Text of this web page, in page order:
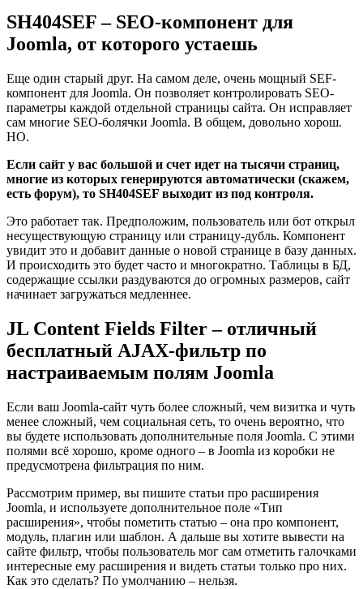
SH404SEF – SEO-компонент для
Joomla, от которого устаешь
Еще один старый друг. На самом деле, очень мощный SEF-
компонент для Joomla. Он позволяет контролировать SEO-
параметры каждой отдельной страницы сайта. Он исправляет
сам многие SEO-болячки Joomla. В общем, довольно хорош.
НО.
Если сайт у вас большой и счет идет на тысячи страниц,
многие из которых генерируются автоматически (скажем,
есть форум), то SH404SEF выходит из под контроля.
Это работает так. Предположим, пользователь или бот открыл
несуществующую страницу или страницу-дубль. Компонент
увидит это и добавит данные о новой странице в базу данных.
И происходить это будет часто и многократно. Таблицы в БД,
содержащие ссылки раздуваются до огромных размеров, сайт
начинает загружаться медленнее.
JL Content Fields Filter – отличный
бесплатный AJAX-фильтр по
настраиваемым полям Joomla
Если ваш Joomla-сайт чуть более сложный, чем визитка и чуть
менее сложный, чем социальная сеть, то очень вероятно, что
вы будете использовать дополнительные поля Joomla. С этими
полями всё хорошо, кроме одного – в Joomla из коробки не
предусмотрена фильтрация по ним.
Рассмотрим пример, вы пишите статьи про расширения
Joomla, и используете дополнительное поле «Тип
расширения», чтобы пометить статью – она про компонент,
модуль, плагин или шаблон. А дальше вы хотите вывести на
сайте фильтр, чтобы пользователь мог сам отметить галочками
интересные ему расширения и видеть статьи только про них.
Как это сделать? По умолчанию – нельзя.